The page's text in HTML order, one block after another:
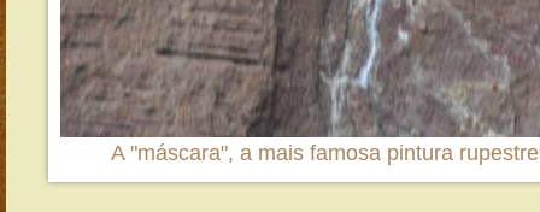
A "máscara", a mais famosa pintura